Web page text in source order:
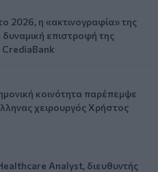
2026, η «ακτινογραφία» της
επιστροφή της
CrediaBank
κοινότητα παρέπεμψε
χειρουργός Χρήστος
Analyst, διευθυντής